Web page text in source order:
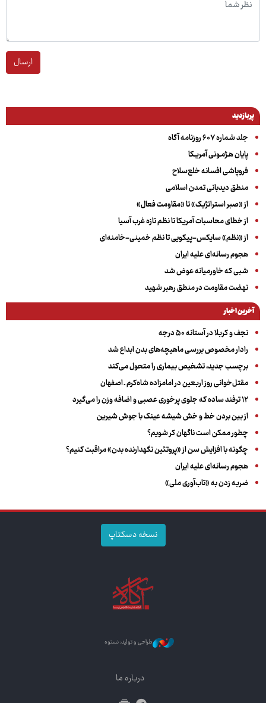
ارسال
پربازدید
جلد شماره ۶۰۷ روزنامه آگاه
پایان هـژمـونی آمریـکا
فروپاشی افسانه خلع‌سلاح
منطق دیدبانی تمدن اسلامی
از «صبر استراتژیک» تا «مقاومت فعال»
از خطای محاسبات آمریکا تا نظم تازه غرب آسیا
از «نظم» سایکس-پیکویی تا نظم خمینی-خامنه‌ای
هجوم رسانه‌ای علیه ایران
شبی که خاورمیانه عوض شد
نهضت مقاومت در منطق رهبر شهید
آخرین اخبار
نجف و کربلا در آستانه ۵۰ درجه
رادار مخصوص بررسی ماهیچه‌های بدن ابداع شد
برچسب جدید، تشخیص بیماری را متحول می‌کند
مقتل‌خوانی روز اربعین در امامزاده شاه‌کرم ـ اصفهان
۱۲ ترفند ساده که جلوی پرخوری عصبی و اضافه ‌وزن را می‌گیرد
از بین بردن خط و خش شیشه عینک با جوش شیرین
چطور ممکن است ناگهان کر شویم؟
چگونه با افزایش سن از «پروتئین نگهدارنده بدن» مراقبت کنیم؟
هجوم رسانه‌ای علیه ایران
ضربه زدن به «تاب‌آوری ملی»
نسخه دسکتاپ
طراحی و تولید: نستوه
درباره ما